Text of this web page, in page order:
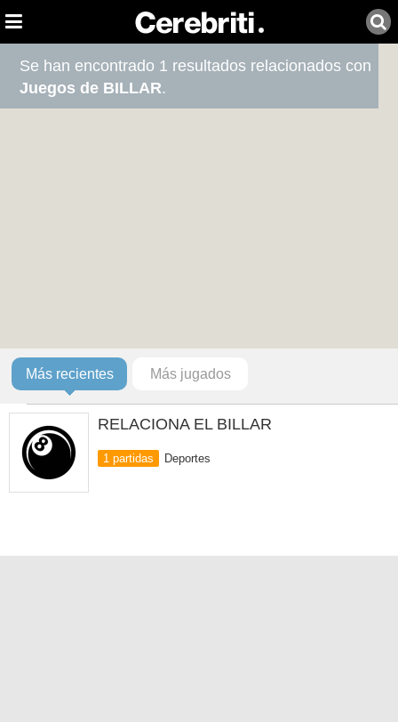
Se han encontrado 1 resultados relacionados con
Juegos de BILLAR.
Más recientes Más jugados
RELACIONA EL BILLAR
1 partidas Deportes